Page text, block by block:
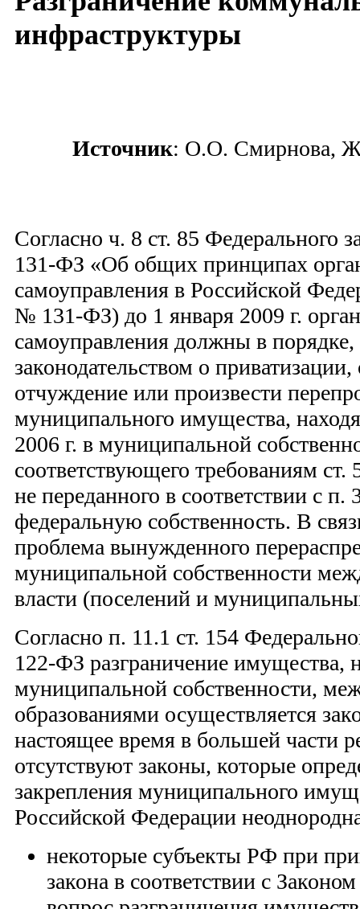
инфраструктуры
Источник: О.О. Смирнова,
Согласно ч. 8 ст. 85 Федерального
131-ФЗ «Об общих принципах
самоуправления в Российской
№ 131-ФЗ) до 1 января 2009 г.
самоуправления должны в
законодательством о
отчуждение или произвести
муниципального имущества,
2006 г. в муниципальной
соответствующего требованиям
не переданного в соответствии с п.
федеральную собственность. В
проблема вынужденного
муниципальной собственности
власти (поселений и
Согласно п. 11.1 ст. 154
122-ФЗ разграничение имущества,
муниципальной собственности,
образованиями осуществляется
настоящее время в большей части
отсутствуют законы, которые
закрепления муниципального
Российской Федерации
некоторые субъекты РФ при
закона в соответствии с